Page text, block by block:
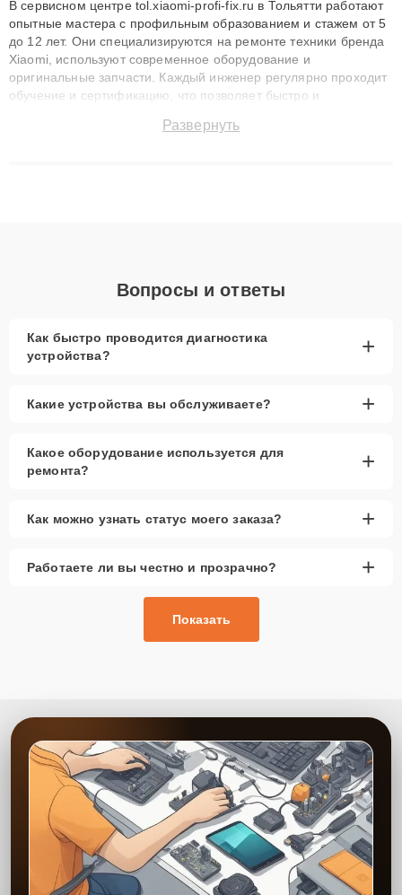
В сервисном центре tol.xiaomi-profi-fix.ru в Тольятти работают
опытные мастера с профильным образованием и стажем от 5
до 12 лет. Они специализируются на ремонте техники бренда
Xiaomi, используют современное оборудование и
оригинальные запчасти. Каждый инженер регулярно проходит
обучение и сертификацию, что позволяет быстро и
сохранением гарантии до 3 лет. Наши мастера решают
Развернуть
Вопросы и ответы
Как быстро проводится диагностика
устройства?
+
Какие устройства вы обслуживаете? +
Какое оборудование используется для
ремонта?
+
Как можно узнать статус моего заказа? +
Работаете ли вы честно и прозрачно? +
Показать